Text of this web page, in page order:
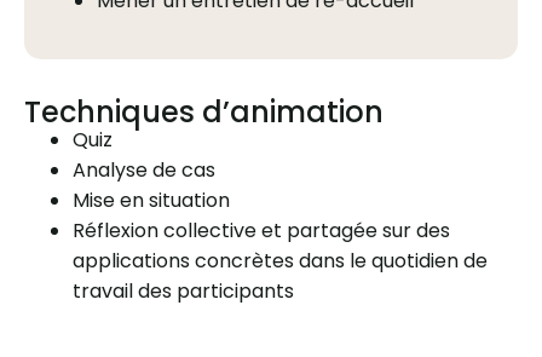
Techniques d’animation
Quiz
Analyse de cas
Mise en situation
Réflexion collective et partagée sur des
applications concrètes dans le quotidien de
travail des participants